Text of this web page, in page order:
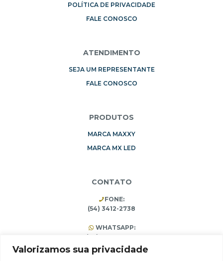
Valorizamos sua privacidade
POLÍTICA DE PRIVACIDADE
FALE CONOSCO
ATENDIMENTO
SEJA UM REPRESENTANTE
FALE CONOSCO
PRODUTOS
MARCA MAXXY
MARCA MX LED
CONTATO
FONE:
(54) 3412-2738
WHATSAPP:
(54) 99196-3453
(54) 3412-1473